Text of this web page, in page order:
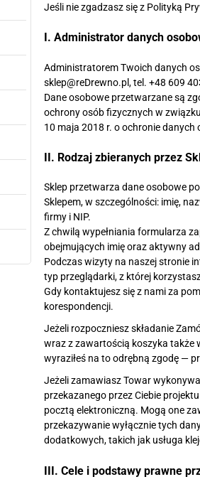
Jeśli nie zgadzasz się z Polityką
I. Administrator danych
Administratorem Twoich danych
sklep@reDrewno.pl, tel. +48 609
Dane osobowe przetwarzane są
ochrony osób fizycznych w
10 maja 2018 r. o ochronie
II. Rodzaj zbieranych przez
Sklep przetwarza dane osobowe
Sklepem, w szczególności: imię,
firmy i NIP.
Z chwilą wypełniania formularza
obejmujących imię oraz aktywny
Podczas wizyty na naszej stronie
typ przeglądarki, z której
Gdy kontaktujesz się z nami za
korespondencji.
Jeżeli rozpoczniesz składanie
wraz z zawartością koszyka także
wyraziłeś na to odrębną zgodę —
Jeżeli zamawiasz Towar
przekazanego przez Ciebie
pocztą elektroniczną. Mogą one
przekazywanie wyłącznie tych
dodatkowych, takich jak usługa
III. Cele i podstawy prawne